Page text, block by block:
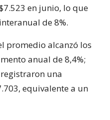
en junio, lo que
de 8%.
promedio alcanzó los
anual de 8,4%;
una
equivalente a un